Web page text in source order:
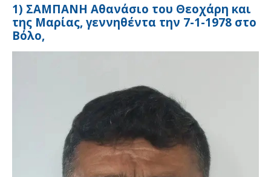
1) ΣΑΜΠΑΝΗ Αθανάσιο του Θεοχάρη και
της Μαρίας, γεννηθέντα την 7-1-1978 στο
Βόλο,